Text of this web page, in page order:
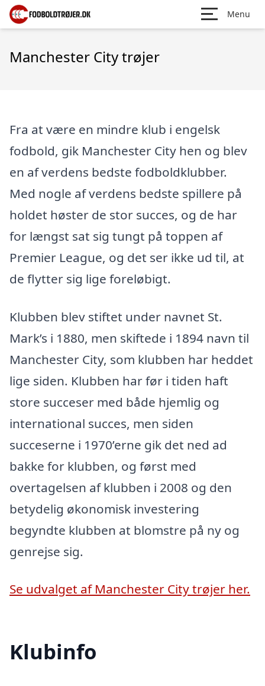
Menu
Manchester City trøjer
Fra at være en mindre klub i engelsk
fodbold, gik Manchester City hen og blev
en af verdens bedste fodboldklubber.
Med nogle af verdens bedste spillere på
holdet høster de stor succes, og de har
for længst sat sig tungt på toppen af
Premier League, og det ser ikke ud til, at
de flytter sig lige foreløbigt.
Klubben blev stiftet under navnet St.
Mark’s i 1880, men skiftede i 1894 navn til
Manchester City, som klubben har heddet
lige siden. Klubben har før i tiden haft
store succeser med både hjemlig og
international succes, men siden
succeserne i 1970’erne gik det ned ad
bakke for klubben, og først med
overtagelsen af klubben i 2008 og den
betydelig økonomisk investering
begyndte klubben at blomstre på ny og
genrejse sig.
Se udvalget af Manchester City trøjer her.
Klubinfo